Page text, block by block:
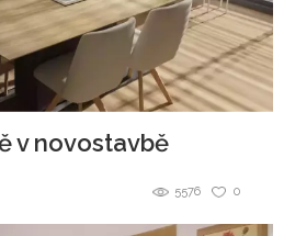
v novostavbě
0
5576